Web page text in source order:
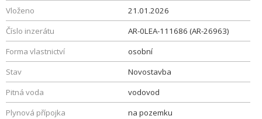
Vloženo
21.01.2026
Číslo inzerátu
AR-0LEA-111686 (AR-26963)
Forma vlastnictví
osobní
Stav
Novostavba
Pitná voda
vodovod
Plynová přípojka
na pozemku